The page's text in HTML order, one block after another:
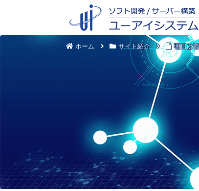
ホーム サイト紹介 明日は